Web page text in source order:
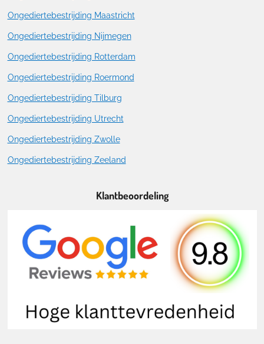
Ongediertebestrijding Maastricht
Ongediertebestrijding Nijmegen
Ongediertebestrijding Rotterdam
Ongediertebestrijding Roermond
Ongediertebestrijding Tilburg
Ongediertebestrijding Utrecht
Ongediertebestrijding Zwolle
Ongediertebestrijding Zeeland
Klantbeoordeling